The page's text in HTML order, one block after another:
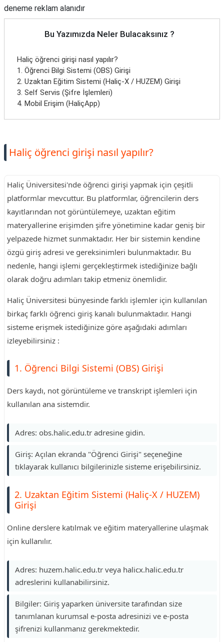
deneme reklam alanıdır
Bu Yazımızda Neler Bulacaksınız ?
Haliç öğrenci girişi nasıl yapılır?
1. Öğrenci Bilgi Sistemi (OBS) Girişi
2. Uzaktan Eğitim Sistemi (Haliç-X / HUZEM) Girişi
3. Self Servis (Şifre İşlemleri)
4. Mobil Erişim (HaliçApp)
Haliç öğrenci girişi nasıl yapılır?
Haliç Üniversitesi'nde öğrenci girişi yapmak için çeşitli
platformlar mevcuttur. Bu platformlar, öğrencilerin ders
kayıtlarından not görüntülemeye, uzaktan eğitim
materyallerine erişimden şifre yönetimine kadar geniş bir
yelpazede hizmet sunmaktadır. Her bir sistemin kendine
özgü giriş adresi ve gereksinimleri bulunmaktadır. Bu
nedenle, hangi işlemi gerçekleştirmek istediğinize bağlı
olarak doğru adımları takip etmeniz önemlidir.
Haliç Üniversitesi bünyesinde farklı işlemler için kullanılan
birkaç farklı öğrenci giriş kanalı bulunmaktadır. Hangi
sisteme erişmek istediğinize göre aşağıdaki adımları
izleyebilirsiniz :
1. Öğrenci Bilgi Sistemi (OBS) Girişi
Ders kaydı, not görüntüleme ve transkript işlemleri için
kullanılan ana sistemdir.
Adres: obs.halic.edu.tr adresine gidin.
Giriş: Açılan ekranda "Öğrenci Girişi" seçeneğine
tıklayarak kullanıcı bilgilerinizle sisteme erişebilirsiniz.
2. Uzaktan Eğitim Sistemi (Haliç-X / HUZEM)
Girişi
Online derslere katılmak ve eğitim materyallerine ulaşmak
için kullanılır.
Adres: huzem.halic.edu.tr veya halicx.halic.edu.tr
adreslerini kullanabilirsiniz.
Bilgiler: Giriş yaparken üniversite tarafından size
tanımlanan kurumsal e-posta adresinizi ve e-posta
şifrenizi kullanmanız gerekmektedir.